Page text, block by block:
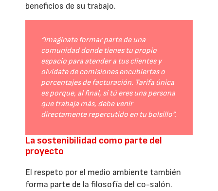
beneficios de su trabajo.
“Imagínate formar parte de una
comunidad donde tienes tu propio
espacio para atender a tus clientes y
olvídate de comisiones encubiertas o
porcentajes de facturación. Tarifa única
es porque, al final, si tú eres una persona
que trabaja más, debe venir
directamente repercutido en tu bolsillo”.
La sostenibilidad como parte del
proyecto
El respeto por el medio ambiente también
forma parte de la filosofía del co-salón.